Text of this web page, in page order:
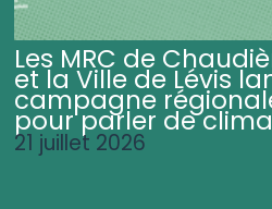
Les MRC de
et la Ville de Lévis
campagne
pour parler de
21 juillet 2026